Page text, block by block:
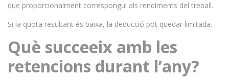
que proporcionalment correspongui als rendiments del treball.
Si la quota resultant és baixa, la deducció pot quedar limitada.
Què succeeix amb les
retencions durant l’any?